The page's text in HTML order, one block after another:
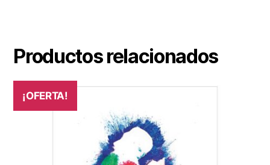
Productos relacionados
¡OFERTA!